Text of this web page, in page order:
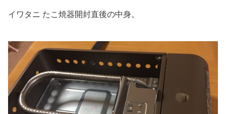
イワタニ たこ焼器開封直後の中身。